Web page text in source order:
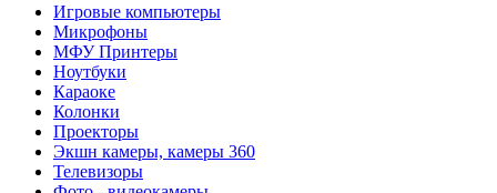
Игровые компьютеры
Микрофоны
МФУ Принтеры
Ноутбуки
Караоке
Колонки
Проекторы
Экшн камеры, камеры 360
Телевизоры